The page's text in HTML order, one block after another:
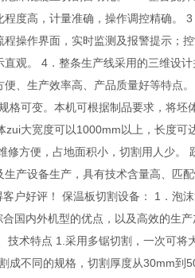
度高，计量准确，操作调控精确。
操作界面，实时监测及报警提示；
观。 4．整条生产线采用的三维设
、生产效率高、产品质量好等特点
可变。本机可根据制品要求，将
大宽度可以1000mm以上，长度
方便，占地面积小，切割用人少。
产设备生产，具有技术含量高、匹
户好评！ 保温板切割设备： 1．泡
国内外机型的优点，以及高效的生
术特点 1.采用多锯切割，一次可
成不同的规格，切割厚度从30mm到